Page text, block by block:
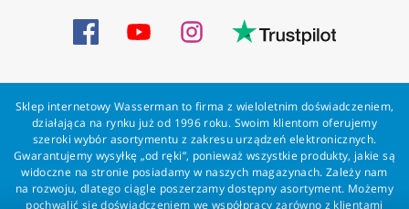
Sklep internetowy Wasserman to firma z wieloletnim doświadczeniem,
działająca na rynku już od 1996 roku. Swoim klientom oferujemy
szeroki wybór asortymentu z zakresu urządzeń elektronicznych.
Gwarantujemy wysyłkę „od ręki”, ponieważ wszystkie produkty, jakie są
widoczne na stronie posiadamy w naszych magazynach. Zależy nam
na rozwoju, dlatego ciągle poszerzamy dostępny asortyment. Możemy
pochwalić się doświadczeniem we współpracy zarówno z klientami